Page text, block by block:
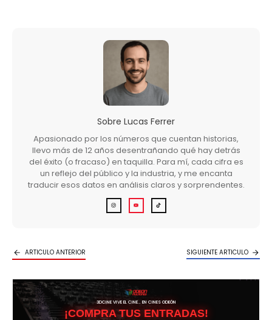
Sobre Lucas Ferrer
Apasionado por los números que cuentan historias,
llevo más de 12 años desentrañando qué hay detrás
del éxito (o fracaso) en taquilla. Para mí, cada cifra es
un reflejo del público y la industria, y me encanta
traducir esos datos en análisis claros y sorprendentes.
ARTICULO ANTERIOR SIGUIENTE ARTICULO
3DCINE VIVE EL CINE… EN CINES ODEÓN
¡COMPRA TUS ENTRADAS!